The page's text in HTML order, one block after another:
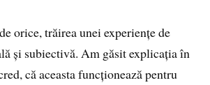
orice, trăirea unei experiențe de
și subiectivă. Am găsit explicația în
că aceasta funcționează pentru